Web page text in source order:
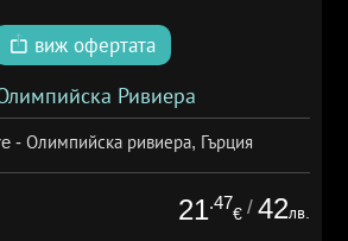
виж офертата
Ривиера
- Олимпийска ривиера, Гърция
21.47
€ / 42лв.